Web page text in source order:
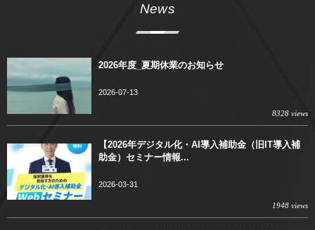
News
2026年度_夏期休業のお知らせ
2026-07-13
8328 views
【2026年デジタル化・AI導入補助金（旧IT導入補
助金）セミナー情報...
2026-03-31
1948 views